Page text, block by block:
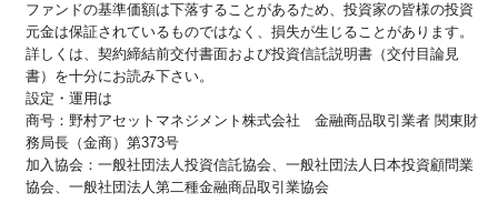
ファンドの基準価額は下落することがあるため、投資家の皆様の投資
元金は保証されているものではなく、損失が生じることがあります。
詳しくは、契約締結前交付書面および投資信託説明書（交付目論見
書）を十分にお読み下さい。
設定・運用は
商号：野村アセットマネジメント株式会社 金融商品取引業者 関東財
務局長（金商）第373号
加入協会：一般社団法人投資信託協会、一般社団法人日本投資顧問業
協会、一般社団法人第二種金融商品取引業協会